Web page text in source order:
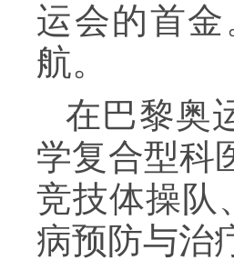
运会的首
航。
在巴黎奥
学复合型科
竞技体操队
病预防与治